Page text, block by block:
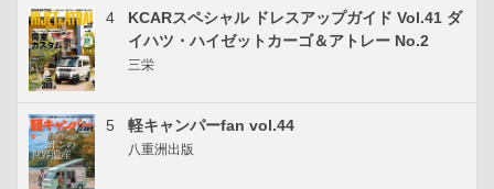
4
KCARスペシャル ドレスアップガイド Vol.41 ダ
イハツ・ハイゼットカーゴ＆アトレー No.2
三栄
5 軽キャンパーfan vol.44
八重洲出版